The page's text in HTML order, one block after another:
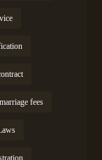
marriage fees